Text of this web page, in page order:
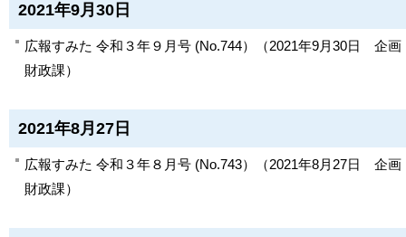
2021年9月30日
広報すみた 令和３年９月号 (No.744） （2021年9月30日
企画
財政課）
2021年8月27日
広報すみた 令和３年８月号 (No.743） （2021年8月27日
企画
財政課）